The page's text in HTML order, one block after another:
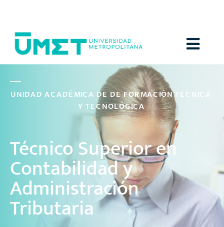
UNIDAD ACADÉMICA DE DE FORMACIÓNTÉCNIC A
Y TECNOLÓGICA
Técnico Superior en
Contabilidad y
Administración
Tributaria